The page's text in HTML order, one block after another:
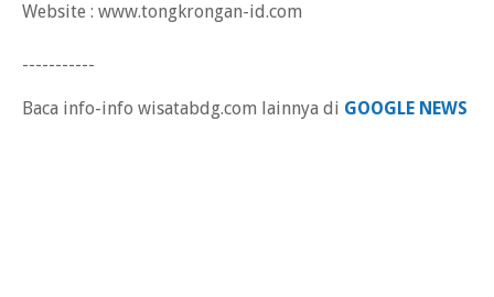
Website : www.tongkrongan-id.com
-----------
Baca info-info wisatabdg.com lainnya di GOOGLE NEWS